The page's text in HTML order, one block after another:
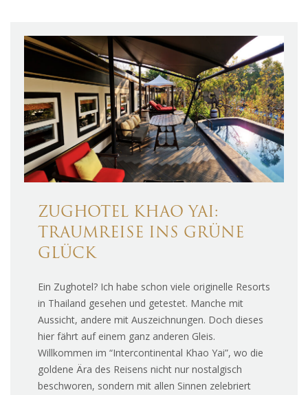
ZUGHOTEL KHAO YAI:
TRAUMREISE INS GRÜNE
GLÜCK
Ein Zughotel? Ich habe schon viele originelle Resorts
in Thailand gesehen und getestet. Manche mit
Aussicht, andere mit Auszeichnungen. Doch dieses
hier fährt auf einem ganz anderen Gleis.
Willkommen im “Intercontinental Khao Yai”, wo die
goldene Ära des Reisens nicht nur nostalgisch
beschworen, sondern mit allen Sinnen zelebriert